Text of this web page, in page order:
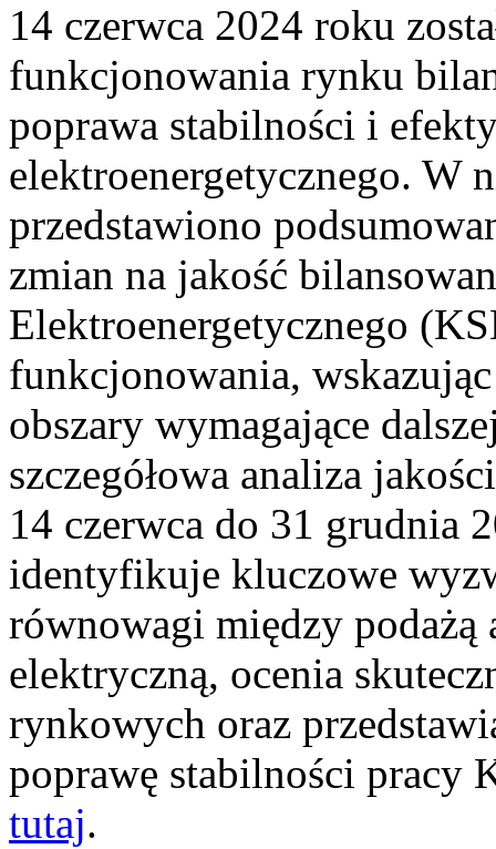
14 czerwca 2024 roku
funkcjonowania rynku
poprawa stabilności i
elektroenergetycznego. W
przedstawiono
zmian na jakość
Elektroenergetycznego
funkcjonowania,
obszary wymagające
szczegółowa analiza
14 czerwca do 31 grudnia
identyfikuje kluczowe
równowagi między podażą
elektryczną, ocenia
rynkowych oraz
poprawę stabilności pracy
tutaj.